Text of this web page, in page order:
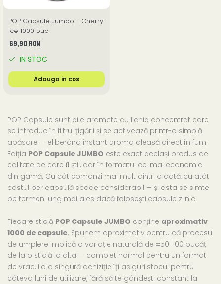
POP Capsule Jumbo - Cherry
Ice 1000 buc
69,90 RON
IN STOC
Adauga in cos
POP Capsule sunt bile aromate cu lichid concentrat care
se introduc în filtrul țigării și se activează printr-o simplă
apăsare — eliberând instant aroma aleasă direct în fum.
Ediția POP Capsule JUMBO este exact același produs de
calitate pe care îl știi, dar în formatul cel mai economic
din gamă. Cu cât comanzi mai mult dintr-o dată, cu atât
costul per capsulă scade considerabil — și asta se simte
pe termen lung mai ales dacă folosești capsule zilnic.
Fiecare sticlă POP Capsule JUMBO conține aproximativ
1000 de capsule. Spunem aproximativ pentru că procesul
de umplere implică o variație naturală de ±50-100 bucăți
de la o sticlă la alta — complet normal pentru un format
de vrac. La o singură achiziție îți asiguri stocul pentru
câteva luni de utilizare, fără să te gândești constant la